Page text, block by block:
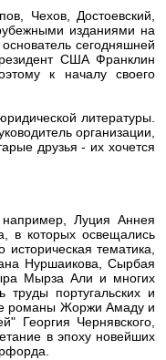
Чехов, Достоевский,
изданиями на
сегодняшней
США Франклин
к началу своего
литературы.
организации,
друзья - их хочется
Луция Аннея
в которых освещались
тематика,
Нуршаикова, Сырбая
Мырза Али и многих
труды португальских и
романы Жоржи Амаду и
Георгия Чернявского,
в эпоху новейших